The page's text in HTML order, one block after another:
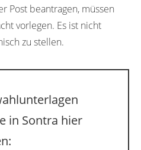
Post beantragen, müssen
vorlegen. Es ist nicht
zu stellen.
in Sontra hier